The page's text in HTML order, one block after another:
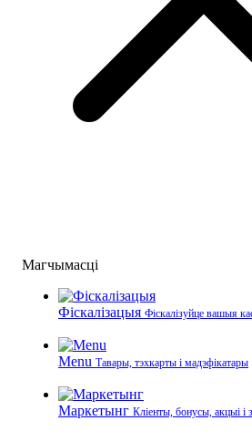
Магчымасці
Фіскалізацыя Фіскалізуйце вашыя
Menu Тавары, тэхкарты і мадэфікатары
Маркетынг Кліенты, бонусы, акцыі і